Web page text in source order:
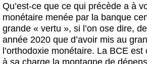
Qu’est-ce que ce qui précède a à
monétaire menée par la banque
grande « vertu », si l’on ose dire,
année 2020 que d’avoir mis au
l’orthodoxie monétaire. La BCE
à sa charge la montagne de